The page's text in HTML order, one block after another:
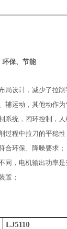
环保、节能
局设计，减少了拉
辅运动，其他动作
系统，闭环控制，人
过程中拉刀的平稳性
合环保、降噪要求 ；
同，电机输出功率
置 ；
LJ5110